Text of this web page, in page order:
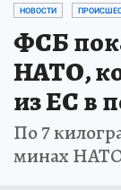
НОВОСТИ
ФСБ
НАТО,
из ЕС в
По 7
минах НАТО